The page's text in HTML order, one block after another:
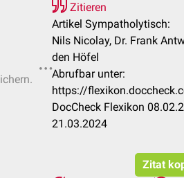
Zitieren
Artikel Sympatholytisch:
Nils Nicolay, Dr. Frank
den Höfel
Abrufbar unter:
https://
DocCheck Flexikon
21.03.2024
Zitat